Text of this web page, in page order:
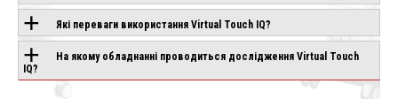
Які переваги використання Virtual Touch IQ?
На якому обладнанні проводиться дослідження Virtual Touch
IQ?
SAMSUNG V6